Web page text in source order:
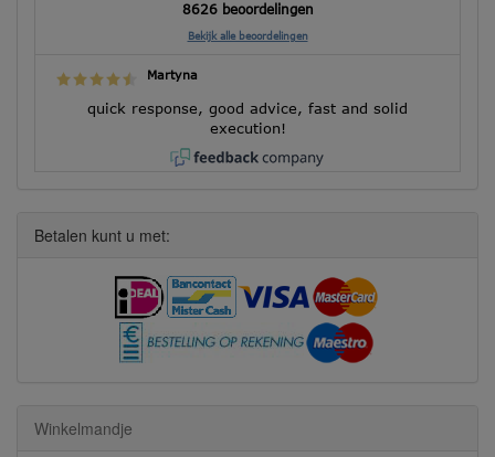
8626 beoordelingen
Bekijk alle beoordelingen
Martyna
quick response, good advice, fast and solid
execution!
Betalen kunt u met:
Winkelmandje